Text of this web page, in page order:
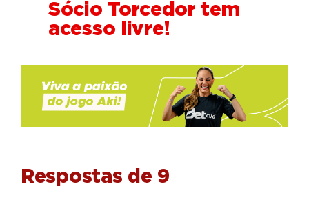
Sócio Torcedor tem
acesso livre!
Respostas de 9